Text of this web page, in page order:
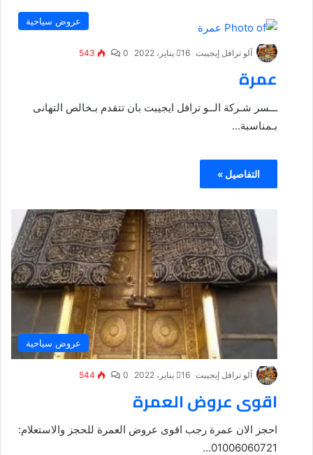
عروض سياحية
آلو ترافل إيجيبت 16 يناير، 2022 0
543
عمرة
ـــسر شـركة الــو ترافل ايجيبت بان تتقدم بـخالص التهانى
بـمناسبة...
التفاصيل »
عروض سياحية
آلو ترافل إيجيبت 16 يناير، 2022 0
544
اقوى عروض العمرة
احجز الان عمرة رجب اقوى عروض العمرة للحجز والاستعلام:
01006060721...